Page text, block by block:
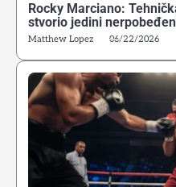
Rocky Marciano:
stvorio jedini
Matthew Lopez 06/22/2026
Alijev pokret nogu:
defanzivnog boksa